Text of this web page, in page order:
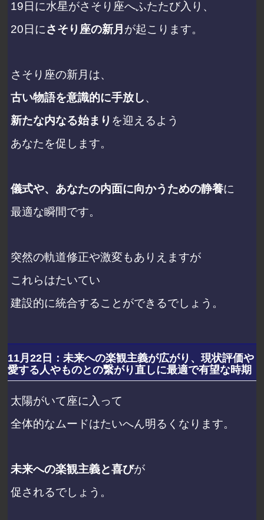
19日に水星がさそり座へふたたび入り、
20日にさそり座の新月 が起こります。
さそり座の新月は、
古い物語を意識的に手放し、
新たな内なる始まり を迎えるよう
あなたを促します。
儀式や、あなたの内面に向かうための静養に
最適な瞬間です。
突然の軌道修正や激変もありえますが
これらはたいてい
建設的に統合することができるでしょう。
11月22日：未来への楽観主義が広がり、現状評価や
愛する人やものとの繋がり直しに最適で有望な時期
太陽がいて座に入って
全体的なムードはたいへん明るくなります。
未来への楽観主義と喜びが
促されるでしょう。